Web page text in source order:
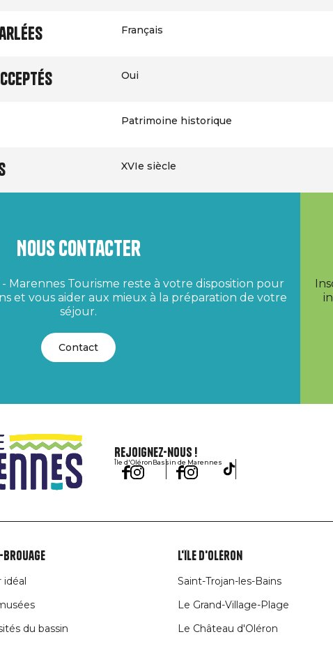
Français
Oui
Patrimoine historique
XVIe siècle
Nous contacter
Marennes Tourisme reste à votre disposition pour
et vous aider aux mieux à la préparation de votre
séjour.
Contact
Rejoignez-nous !
Île d'OléronBassin de Marennes
idéal
du bassin
L'île d'Oléron
Saint-Trojan-les-Bains
Le Grand-Village-Plage
Le Château d'Oléron